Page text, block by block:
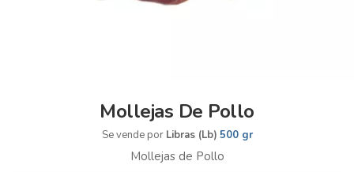
Mollejas De Pollo
Se vende por Libras (Lb) 500 gr
Mollejas de Pollo